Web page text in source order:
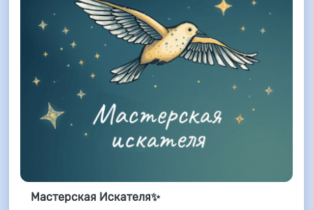
Мастерская Искателя✨